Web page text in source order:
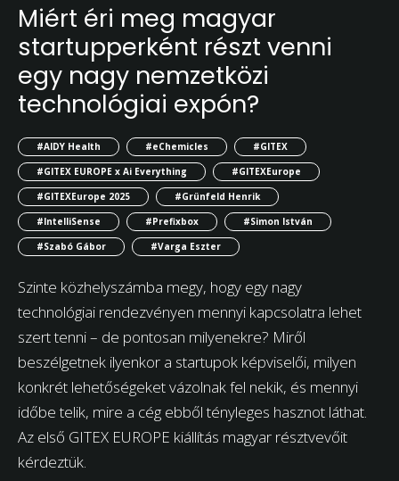
Miért éri meg magyar
startupperként részt venni
egy nagy nemzetközi
technológiai expón?
#AIDY Health #eChemicles
#GITEX
#GITEX EUROPE x Ai Everything
#GITEXEurope
#GITEXEurope 2025
#Grünfeld Henrik
#IntelliSense
#Prefixbox
#Simon István
#Szabó Gábor
#Varga Eszter
Szinte közhelyszámba megy, hogy egy nagy
technológiai rendezvényen mennyi kapcsolatra lehet
szert tenni – de pontosan milyenekre? Miről
beszélgetnek ilyenkor a startupok képviselői, milyen
konkrét lehetőségeket vázolnak fel nekik, és mennyi
időbe telik, mire a cég ebből tényleges hasznot láthat.
Az első GITEX EUROPE kiállítás magyar résztvevőit
kérdeztük.